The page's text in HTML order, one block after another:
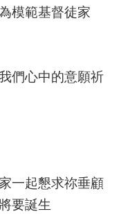
模範基督徒家
們心中的意願祈
一起懇求祢垂顧
要誕生